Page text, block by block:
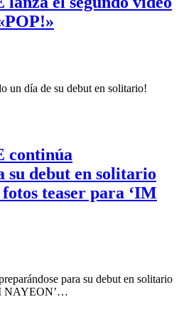
un día de su debut en solitario!
continúa
su debut en solitario
teaser para ‘IM
para su debut en solitario
NAYEON’…